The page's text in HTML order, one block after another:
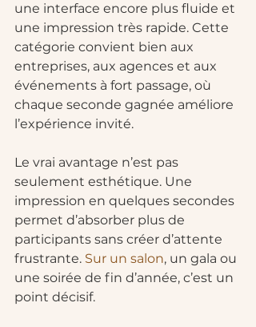
une interface encore plus fluide et
une impression très rapide. Cette
catégorie convient bien aux
entreprises, aux agences et aux
événements à fort passage, où
chaque seconde gagnée améliore
l’expérience invité.
Le vrai avantage n’est pas
seulement esthétique. Une
impression en quelques secondes
permet d’absorber plus de
participants sans créer d’attente
frustrante. Sur un salon, un gala ou
une soirée de fin d’année, c’est un
point décisif.